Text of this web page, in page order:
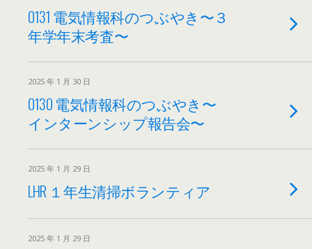
0131 電気情報科のつぶやき〜３
年学年末考査〜
2025 年 1 月 30 日
0130 電気情報科のつぶやき〜
インターンシップ報告会〜
2025 年 1 月 29 日
LHR １年生清掃ボランティア
2025 年 1 月 29 日